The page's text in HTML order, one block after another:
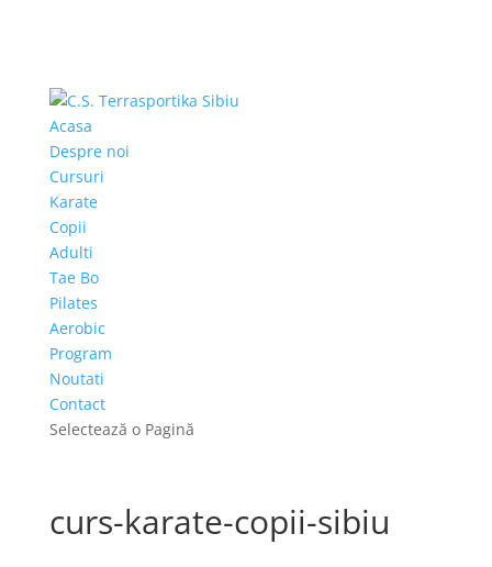
Acasa
Despre noi
Cursuri
Karate
Copii
Adulti
Tae Bo
Pilates
Aerobic
Program
Noutati
Contact
Selectează o Pagină
curs-karate-copii-sibiu